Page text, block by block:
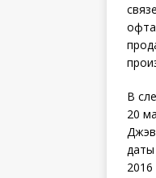
В
20